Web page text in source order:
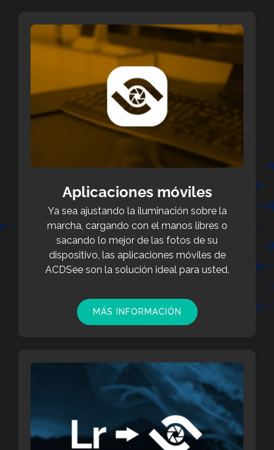
Aplicaciones móviles
Ya sea ajustando la iluminación sobre la
marcha, cargando con el manos libres o
sacando lo mejor de las fotos de su
dispositivo, las aplicaciones móviles de
ACDSee son la solución ideal para usted.
MÁS INFORMACIÓN